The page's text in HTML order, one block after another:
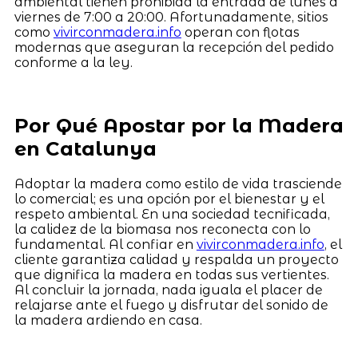
viernes de 7:00 a 20:00. Afortunadamente, sitios
como vivirconmadera.info operan con flotas
modernas que aseguran la recepción del pedido
conforme a la ley.
Por Qué Apostar por la Madera
en Catalunya
Adoptar la madera como estilo de vida trasciende
lo comercial; es una opción por el bienestar y el
respeto ambiental. En una sociedad tecnificada,
la calidez de la biomasa nos reconecta con lo
fundamental. Al confiar en vivirconmadera.info, el
cliente garantiza calidad y respalda un proyecto
que dignifica la madera en todas sus vertientes.
Al concluir la jornada, nada iguala el placer de
relajarse ante el fuego y disfrutar del sonido de
la madera ardiendo en casa.